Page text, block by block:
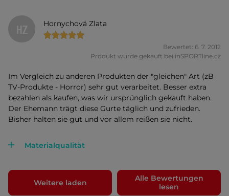
HZ Hornychová Zlata
Bewertet: 6. 7. 2012
Produkt wurde gekauft bei inSPORTline.cz
Im Vergleich zu anderen Produkten der "gleichen" Art (zB
TV-Produkte - Horror) sehr gut verarbeitet. Besser extra
bezahlen als kaufen, was wir ursprünglich gekauft haben.
Der Ehemann trägt diese Gurte täglich und zufrieden.
Bisher halten sie gut und vor allem reißen sie nicht.
Materialqualität
Weitere laden
Alle Bewertungen
lesen